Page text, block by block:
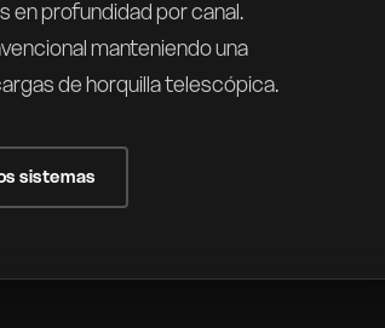
en profundidad por canal.
manteniendo una
de horquilla telescópica.
sistemas